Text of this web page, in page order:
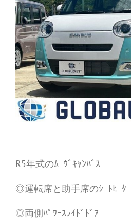
R5年式のﾑｰｳﾞｷｬﾝﾊﾞｽ
◎運転席と助手席のｼｰﾄﾋｰﾀｰ
◎両側ﾊﾟﾜｰｽﾗｲﾄﾞﾄﾞｱ